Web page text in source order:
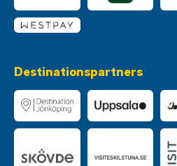
Destinationspartners